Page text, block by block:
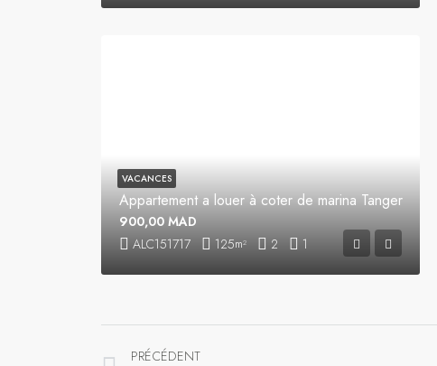
Appartement a louer à coter de marina Tanger
ALC151717 125m² 2 1
900,00 MAD
VACANCES
PRÉCÉDENT